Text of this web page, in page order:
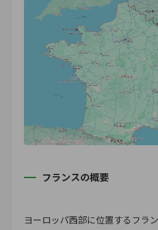
フランスの概要
ヨーロッパ西部に位置するフラ